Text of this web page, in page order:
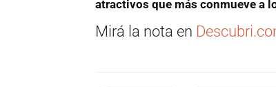
atractivos que más conmueve a
Mirá la nota en